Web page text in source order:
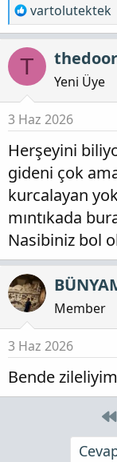
T
e
p
k
l
e
r
:
vartolutektek
T thedoor
Yeni Üye
3 Haz 2026
Herşeyini
gideni çok
kurcalayan
mıntıkada
Nasibiniz bol
Member
3 Haz 2026
Bende